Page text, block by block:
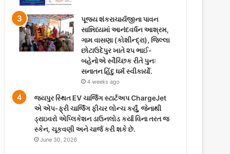
પૂજ્ય શંકરાચાર્યજીના પાવન
સાન્નિધ્યમાં આનંદવર્ધન આશ્રમ,
ગામ વાસણા (કોશીન્દ્રા), જિલ્લા
છોટાઉદેપુર ખાતે ૨૫ ભાઈ-
બહેનોએ સ્વૈચ્છિક રીતે પુનઃ
સનાતન હિંદુ ધર્મ સ્વીકાર્યો.
4 weeks ago
જયપુર સ્થિત EV ચાર્જિંગ સ્ટાર્ટઅપ ChargeJet
એ એપ-ફ્રી ચાર્જિંગ ફીચર લોન્ચ કર્યું, જેનાથી
ડ્રાઇવરો એપ્લિકેશન ડાઉનલોડ કર્યા વિના તરત જ
સ્કેન, ચૂકવણી અને ચાર્જ કરી શકે છે.
June 30, 2026